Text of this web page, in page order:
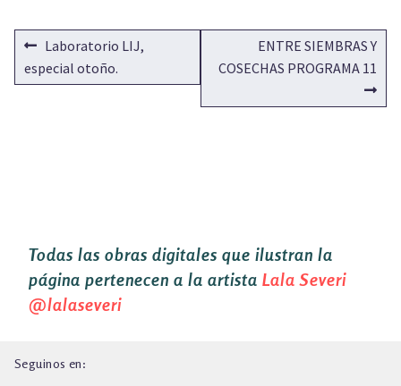
NAVEGACIÓN
DE
Anterior:
Laboratorio LIJ,
especial otoño.
Siguiente:
ENTRE SIEMBRAS Y
COSECHAS PROGRAMA 11
Todas las obras digitales que ilustran la
página pertenecen a la artista Lala Severi
@lalaseveri
Seguinos en: